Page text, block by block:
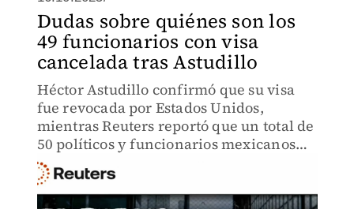
Dudas sobre quiénes son los
49 funcionarios con visa
cancelada tras Astudillo
Héctor Astudillo confirmó que su visa
fue revocada por Estados Unidos,
mientras Reuters reportó que un total de
50 políticos y funcionarios mexicanos
fueron sancionados. Hasta ahora, no se
han revelado los nombres de los otros 49
afectados.